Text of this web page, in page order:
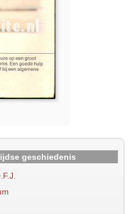
geschiedenis